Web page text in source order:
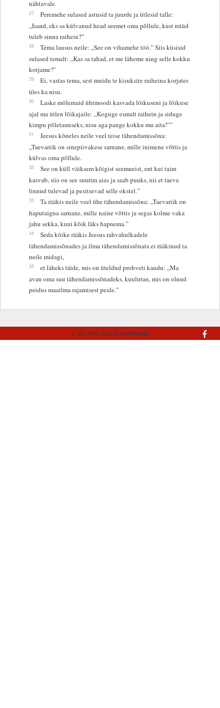
nähtavale.
27
Peremehe sulased astusid ta juurde ja ütlesid talle:
„Isand, eks sa külvanud head seemet oma põllule, kust nüüd
tuleb sinna raihein?”
28
Tema lausus neile: „See on vihamehe töö.” Siis küsisid
sulased temalt: „Kas sa tahad, et me läheme ning selle kokku
korjame?”
29
Ei, vastas tema, sest muidu te kisuksite raiheina korjates
üles ka nisu.
30
Laske mõlemaid ühtmoodi kasvada lõikuseni ja lõikuse
ajal ma ütlen lõikajaile: „Koguge esmalt raihein ja siduge
kimpu põletamiseks, nisu aga pange kokku mu aita!””
31
Jeesus kõneles neile veel teise tähendamissõna:
„Taevariik on sinepiivakese sarnane, mille inimene võttis ja
külvas oma põllule.
32
See on küll väiksem kõigist seemneist, ent kui taim
kasvab, siis on see suurim aias ja saab puuks, nii et taeva
linnud tulevad ja pesitsevad selle okstel.”
33
Ta rääkis neile veel ühe tähendamissõna: „Taevariik on
haputaigna sarnane, mille naine võttis ja segas kolme vaka
jahu sekka, kuni kõik läks hapnema.”
34
Seda kõike rääkis Jeesus rahvahulkadele
tähendamissõnades ja ilma tähendamissõnata ei rääkinud ta
neile midagi,
35
et läheks täide, mis on üteldud prohveti kaudu: „Ma
avan oma suu tähendamissõnadeks, kuulutan, mis on olnud
peidus maailma rajamisest peale.”
© AD 2005-2022Eesti Piibliselts